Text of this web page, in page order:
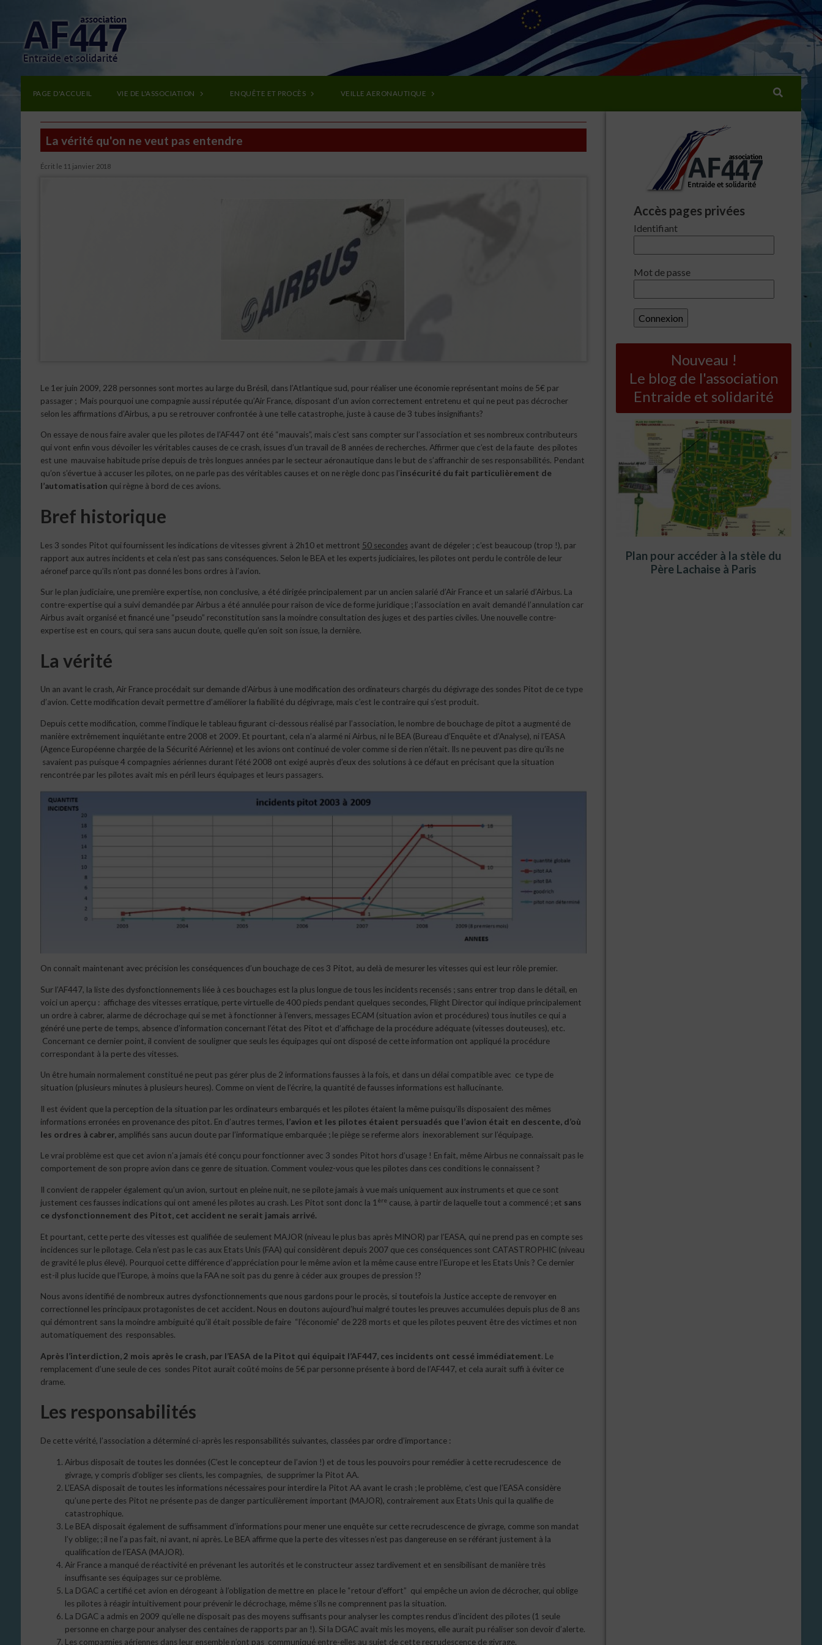
PAGE D'ACCUEIL VIE DE L'ASSOCIATION ENQUÊTE ET PROCÈS VEILLE AERONAUTIQUE Rechercher :
La vérité qu'on ne veut pas entendre
Écrit le 11 janvier 2018
Le 1er juin 2009, 228 personnes sont mortes au large du Brésil, dans l’Atlantique sud, pour réaliser une économie représentant moins de 5€ par
passager ; Mais pourquoi une compagnie aussi réputée qu’Air France, disposant d’un avion correctement entretenu et qui ne peut pas décrocher
selon les affirmations d’Airbus, a pu se retrouver confrontée à une telle catastrophe, juste à cause de 3 tubes insignifiants?
On essaye de nous faire avaler que les pilotes de l’AF447 ont été “mauvais”, mais c’est sans compter sur l’association et ses nombreux contributeurs
qui vont enfin vous dévoiler les véritables causes de ce crash, issues d’un travail de 8 années de recherches. Affirmer que c’est de la faute des pilotes
est une mauvaise habitude prise depuis de très longues années par le secteur aéronautique dans le but de s’affranchir de ses responsabilités. Pendant
qu’on s’évertue à accuser les pilotes, on ne parle pas des véritables causes et on ne règle donc pas l’insécurité du fait particulièrement de
l’automatisation qui règne à bord de ces avions.
Bref historique
Les 3 sondes Pitot qui fournissent les indications de vitesses givrent à 2h10 et mettront 50 secondes avant de dégeler ; c’est beaucoup (trop !), par
rapport aux autres incidents et cela n’est pas sans conséquences. Selon le BEA et les experts judiciaires, les pilotes ont perdu le contrôle de leur
aéronef parce qu’ils n’ont pas donné les bons ordres à l’avion.
Sur le plan judiciaire, une première expertise, non conclusive, a été dirigée principalement par un ancien salarié d’Air France et un salarié d’Airbus. La
contre-expertise qui a suivi demandée par Airbus a été annulée pour raison de vice de forme juridique ; l’association en avait demandé l’annulation car
Airbus avait organisé et financé une “pseudo” reconstitution sans la moindre consultation des juges et des parties civiles. Une nouvelle contre-
expertise est en cours, qui sera sans aucun doute, quelle qu’en soit son issue, la dernière.
La vérité
Un an avant le crash, Air France procédait sur demande d’Airbus à une modification des ordinateurs chargés du dégivrage des sondes Pitot de ce type
d’avion. Cette modification devait permettre d’améliorer la fiabilité du dégivrage, mais c’est le contraire qui s’est produit.
Depuis cette modification, comme l’indique le tableau figurant ci-dessous réalisé par l’association, le nombre de bouchage de pitot a augmenté de
manière extrêmement inquiétante entre 2008 et 2009. Et pourtant, cela n’a alarmé ni Airbus, ni le BEA (Bureau d’Enquête et d’Analyse), ni l’EASA
(Agence Européenne chargée de la Sécurité Aérienne) et les avions ont continué de voler comme si de rien n’était. Ils ne peuvent pas dire qu’ils ne
savaient pas puisque 4 compagnies aériennes durant l’été 2008 ont exigé auprès d’eux des solutions à ce défaut en précisant que la situation
rencontrée par les pilotes avait mis en péril leurs équipages et leurs passagers.
On connaît maintenant avec précision les conséquences d’un bouchage de ces 3 Pitot, au delà de mesurer les vitesses qui est leur rôle premier.
Sur l’AF447, la liste des dysfonctionnements liée à ces bouchages est la plus longue de tous les incidents recensés ; sans entrer trop dans le détail, en
voici un aperçu : affichage des vitesses erratique, perte virtuelle de 400 pieds pendant quelques secondes, Flight Director qui indique principalement
un ordre à cabrer, alarme de décrochage qui se met à fonctionner à l’envers, messages ECAM (situation avion et procédures) tous inutiles ce qui a
généré une perte de temps, absence d’information concernant l’état des Pitot et d’affichage de la procédure adéquate (vitesses douteuses), etc.
Concernant ce dernier point, il convient de souligner que seuls les équipages qui ont disposé de cette information ont appliqué la procédure
correspondant à la perte des vitesses.
Un être humain normalement constitué ne peut pas gérer plus de 2 informations fausses à la fois, et dans un délai compatible avec ce type de
situation (plusieurs minutes à plusieurs heures). Comme on vient de l’écrire, la quantité de fausses informations est hallucinante.
Il est évident que la perception de la situation par les ordinateurs embarqués et les pilotes étaient la même puisqu’ils disposaient des mêmes
informations erronées en provenance des pitot. En d’autres termes, l’avion et les pilotes étaient persuadés que l’avion était en descente, d’où
les ordres à cabrer, amplifiés sans aucun doute par l’informatique embarquée ; le piège se referme alors inexorablement sur l’équipage.
Le vrai problème est que cet avion n’a jamais été conçu pour fonctionner avec 3 sondes Pitot hors d’usage ! En fait, même Airbus ne connaissait pas le
comportement de son propre avion dans ce genre de situation. Comment voulez-vous que les pilotes dans ces conditions le connaissent ?
Il convient de rappeler également qu’un avion, surtout en pleine nuit, ne se pilote jamais à vue mais uniquement aux instruments et que ce sont
justement ces fausses indications qui ont amené les pilotes au crash. Les Pitot sont donc la 1 ère cause, à partir de laquelle tout a commencé ; et sans
ce dysfonctionnement des Pitot, cet accident ne serait jamais arrivé.
Et pourtant, cette perte des vitesses est qualifiée de seulement MAJOR (niveau le plus bas après MINOR) par l’EASA, qui ne prend pas en compte ses
incidences sur le pilotage. Cela n’est pas le cas aux Etats Unis (FAA) qui considèrent depuis 2007 que ces conséquences sont CATASTROPHIC (niveau
de gravité le plus élevé). Pourquoi cette différence d’appréciation pour le même avion et la même cause entre l’Europe et les Etats Unis ? Ce dernier
est-il plus lucide que l’Europe, à moins que la FAA ne soit pas du genre à céder aux groupes de pression !?
Nous avons identifié de nombreux autres dysfonctionnements que nous gardons pour le procès, si toutefois la Justice accepte de renvoyer en
correctionnel les principaux protagonistes de cet accident. Nous en doutons aujourd’hui malgré toutes les preuves accumulées depuis plus de 8 ans
qui démontrent sans la moindre ambiguïté qu’il était possible de faire “l’économie” de 228 morts et que les pilotes peuvent être des victimes et non
automatiquement des responsables.
Après l’interdiction, 2 mois après le crash, par l’EASA de la Pitot qui équipait l’AF447, ces incidents ont cessé immédiatement. Le
remplacement d’une seule de ces sondes Pitot aurait coûté moins de 5€ par personne présente à bord de l’AF447, et cela aurait suffi à éviter ce
drame.
Les responsabilités
De cette vérité, l’association a déterminé ci-après les responsabilités suivantes, classées par ordre d’importance :
Airbus disposait de toutes les données (C’est le concepteur de l’avion !) et de tous les pouvoirs pour remédier à cette recrudescence de
givrage, y compris d’obliger ses clients, les compagnies, de supprimer la Pitot AA.
L’EASA disposait de toutes les informations nécessaires pour interdire la Pitot AA avant le crash ; le problème, c’est que l’EASA considère
qu’une perte des Pitot ne présente pas de danger particulièrement important (MAJOR), contrairement aux Etats Unis qui la qualifie de
catastrophique.
Le BEA disposait également de suffisamment d’informations pour mener une enquête sur cette recrudescence de givrage, comme son mandat
l’y oblige; ; il ne l’a pas fait, ni avant, ni après. Le BEA affirme que la perte des vitesses n’est pas dangereuse en se référant justement à la
qualification de l’EASA (MAJOR).
Air France a manqué de réactivité en prévenant les autorités et le constructeur assez tardivement et en sensibilisant de manière très
insuffisante ses équipages sur ce problème.
La DGAC a certifié cet avion en dérogeant à l’obligation de mettre en place le “retour d’effort” qui empêche un avion de décrocher, qui oblige
les pilotes à réagir intuitivement pour prévenir le décrochage, même s’ils ne comprennent pas la situation.
La DGAC a admis en 2009 qu’elle ne disposait pas des moyens suffisants pour analyser les comptes rendus d’incident des pilotes (1 seule
personne en charge pour analyser des centaines de rapports par an !). Si la DGAC avait mis les moyens, elle aurait pu réaliser son devoir d’alerte.
Les compagnies aériennes dans leur ensemble n’ont pas communiqué entre-elles au sujet de cette recrudescence de givrage.
Accès pages privées
Identifiant
Mot de passe
Nouveau !
Le blog de l'association
Entraide et solidarité
Plan pour accéder à la stèle du
Père Lachaise à Paris